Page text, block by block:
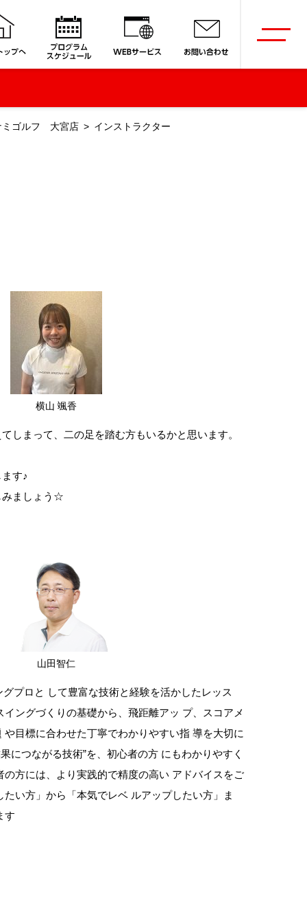
ミゴルフ 大宮店 インストラクター
横山 颯香
しまって、二の足を踏む方もいるかと思います。
す♪
みましょう☆
山田智仁
プロと して豊富な技術と経験を活かしたレッス
ングづくりの基礎から、飛距離アッ プ、スコアメ
目標に合わせた丁寧でわかりやすい指 導を大切に
につながる技術”を、初心者の方 にもわかりやすく
方には、より実践的で精度の高い アドバイスをご
い方」から「本気でレベ ルアップしたい方」ま
す